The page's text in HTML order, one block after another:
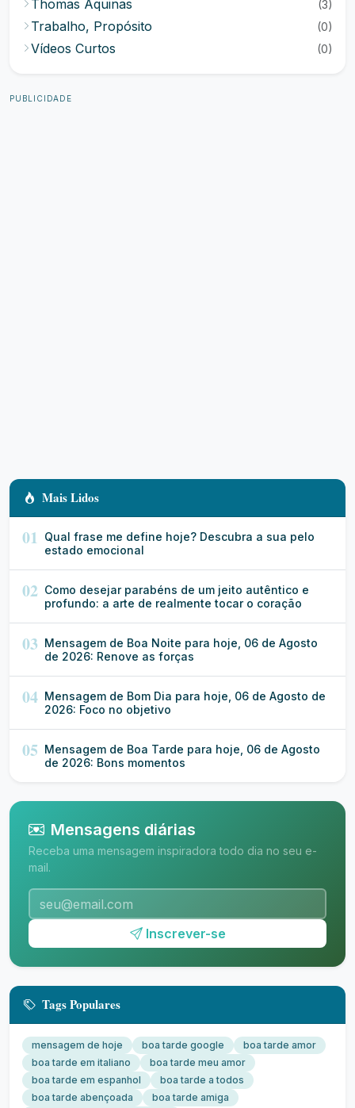
Thomas Aquinas (3)
Trabalho, Propósito (0)
Vídeos Curtos (0)
PUBLICIDADE
Mais Lidos
01 Qual frase me define hoje? Descubra a sua pelo
estado emocional
02 Como desejar parabéns de um jeito autêntico e
profundo: a arte de realmente tocar o coração
03 Mensagem de Boa Noite para hoje, 06 de Agosto
de 2026: Renove as forças
04 Mensagem de Bom Dia para hoje, 06 de Agosto de
2026: Foco no objetivo
05 Mensagem de Boa Tarde para hoje, 06 de Agosto
de 2026: Bons momentos
Mensagens diárias
Receba uma mensagem inspiradora todo dia no seu e-
mail.
Inscrever-se
Tags Populares
mensagem de hoje boa tarde google
boa tarde amor
boa tarde em italiano
boa tarde meu amor
boa tarde em espanhol
boa tarde a todos
boa tarde abençoada
boa tarde amiga